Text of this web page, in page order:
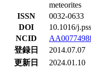
meteorites
ISSN
0032-0633
DOI
10.1016/
NCID
登録日
2014.07.07
更新日
2024.01.10